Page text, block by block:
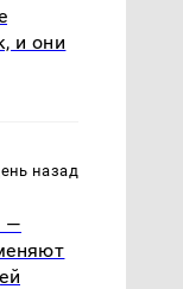
и они
назад
—